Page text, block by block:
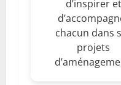
d’inspirer et
chacun dans
projets